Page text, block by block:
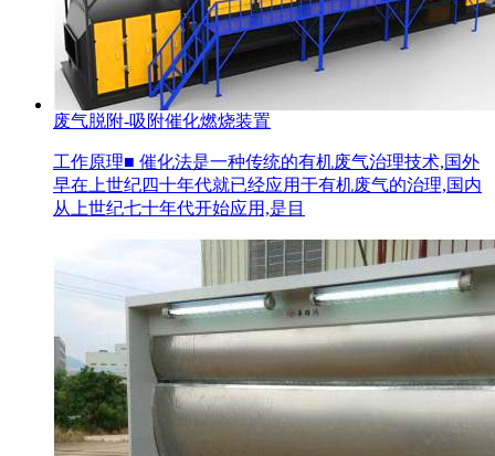
废气脱附-吸附催化燃烧装置
工作原理■ 催化法是一种传统的有机废气治理技术,国外
早在上世纪四十年代就已经应用于有机废气的治理,国内
从上世纪七十年代开始应用,是目